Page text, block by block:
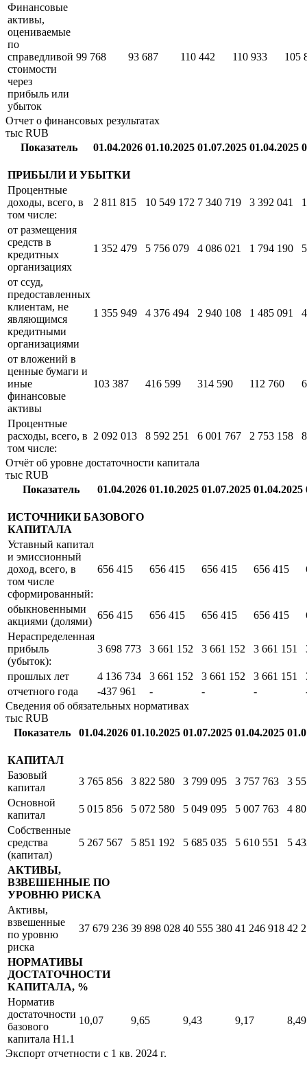
Финансовые
активы,
оцениваемые
по
справедливой
стоимости
через
прибыль или
убыток
99 768 93 687 110 442 110 933 105
Отчет о финансовых результатах
тыс RUB
Показатель
01.04.2026 01.10.2025 01.07.2025 01.04.2025
ПРИБЫЛИ И УБЫТКИ
Процентные
доходы, всего, в
том числе:
2 811 815 10 549 172 7 340 719 3 392 041
от размещения
средств в
кредитных
организациях
1 352 479 5 756 079 4 086 021 1 794 190
от ссуд,
предоставленных
клиентам, не
являющимся
кредитными
организациями
1 355 949 4 376 494 2 940 108 1 485 091
от вложений в
ценные бумаги и
иные
финансовые
активы
103 387 416 599 314 590 112 760
Процентные
расходы, всего, в
том числе:
2 092 013 8 592 251 6 001 767 2 753 158
Отчёт об уровне достаточности капитала
тыс RUB
Показатель
01.04.2026 01.10.2025 01.07.2025 01.04.2025
ИСТОЧНИКИ БАЗОВОГО
КАПИТАЛА
Уставный капитал
и эмиссионный
доход, всего, в
том числе
сформированный:
656 415 656 415 656 415 656 415
обыкновенными
акциями (долями)
656 415 656 415 656 415 656 415
Нераспределенная
прибыль
(убыток):
3 698 773 3 661 152 3 661 152 3 661 151
прошлых лет 4 136 734 3 661 152 3 661 152 3 661 151
отчетного года
-437 961 - - -
Сведения об обязательных нормативах
тыс RUB
Показатель
01.04.2026 01.10.2025 01.07.2025 01.04.2025
КАПИТАЛ
Базовый
капитал
3 765 856 3 822 580 3 799 095 3 757 763
3
Основной
капитал
5 015 856 5 072 580 5 049 095 5 007 763
4
Собственные
средства
(капитал)
5 267 567 5 851 192 5 685 035 5 610 551 5
АКТИВЫ,
ВЗВЕШЕННЫЕ ПО
УРОВНЮ РИСКА
Активы,
взвешенные
по уровню
риска
37 679 236 39 898 028 40 555 380 41 246 918 42
НОРМАТИВЫ
ДОСТАТОЧНОСТИ
КАПИТАЛА, %
Норматив
достаточности
базового
капитала Н1.1
10,07 9,65 9,43 9,17 8,49
Экспорт отчетности с 1 кв. 2024 г.